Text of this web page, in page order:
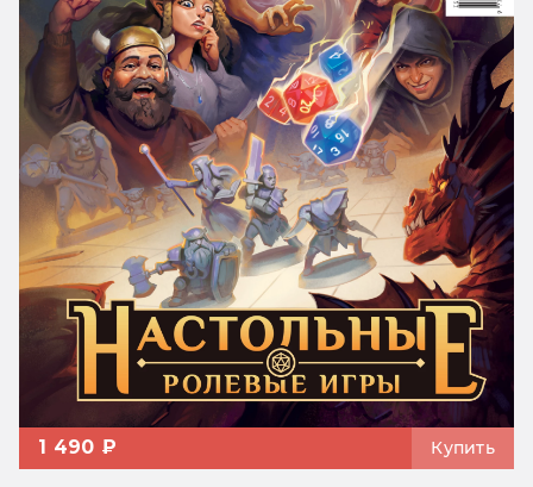
1 490 ₽ Купить